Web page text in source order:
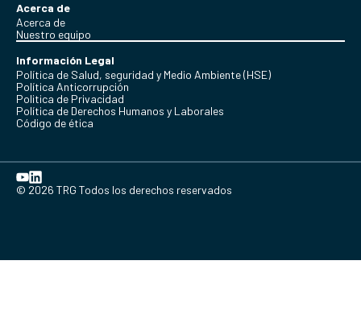
Acerca de
Acerca de
Nuestro equipo
Información Legal
Política de Salud, seguridad y Medio Ambiente (HSE)
Política Anticorrupción
Politica de Privacidad
Política de Derechos Humanos y Laborales
Código de ética
© 2026 TRG Todos los derechos reservados